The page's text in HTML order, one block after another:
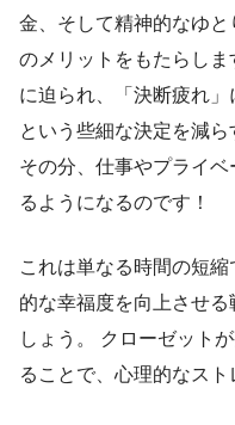
金、そして精神的なゆと
のメリットをもたらし
に迫られ、「決断疲れ
という些細な決定を減ら
その分、仕事やプライ
るようになるのです！
これは単なる時間の短
的な幸福度を向上させ
しょう。 クローゼット
ることで、心理的なスト